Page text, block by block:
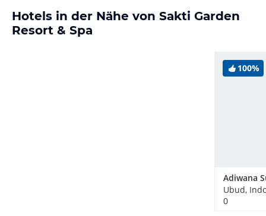
Hotels in der Nähe von Sakti Garden
Resort & Spa
100%
Adiwana
Ubud,
0